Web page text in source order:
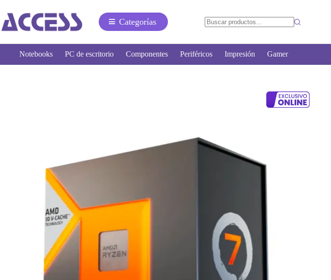
Categorías
Notebooks PC de escritorio Componentes Periféricos Impresión Gamer